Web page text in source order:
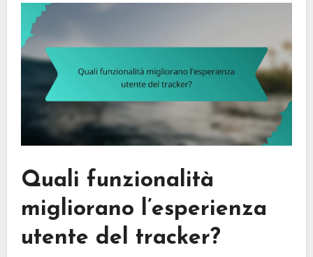
Quali funzionalità
migliorano l’esperienza
utente del tracker?